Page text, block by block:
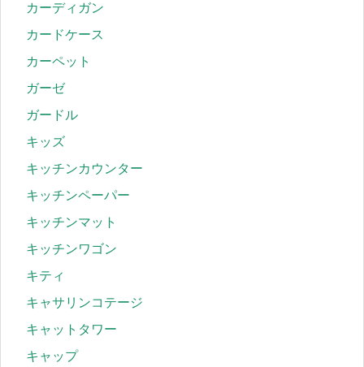
カーディガン
カードケース
カーペット
ガーゼ
ガードル
キッズ
キッチンカウンター
キッチンペーパー
キッチンマット
キッチンワゴン
キティ
キャサリンコテージ
キャットタワー
キャップ